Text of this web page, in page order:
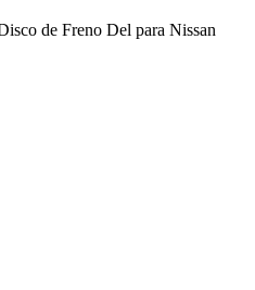
de Freno Del para Nissan